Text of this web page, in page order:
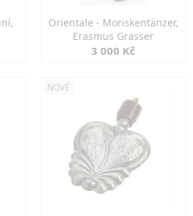
Orientale - Moriskentänzer,
Erasmus Grasser
3 000 Kč
NOVÉ